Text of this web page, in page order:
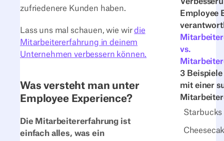
Employee
vs.
3
mit einer
Starbucks
zufriedenere Kunden haben.
Lass uns mal schauen, wie wirdie
Mitarbeitererfahrung in deinem
Unternehmen verbessern können.
Was versteht man unter
Employee Experience?
Die Mitarbeitererfahrung ist
einfach alles, was ein